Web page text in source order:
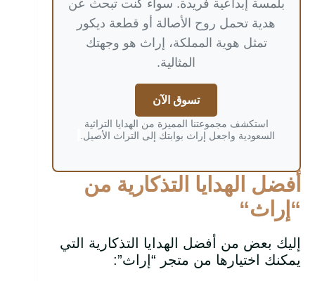
بلمسة إبداعية فريدة. سواء كنت تبحث عن
هدية تحمل روح الأصالة أو قطعة ديكور
تمثل هوية المملكة، إراث هو وجهتك
المثالية.
تسوق الآن
استكشف مجموعتنا المميزة من الهدايا التراثية
السعودية واجعل إراث بوابتك إلى التراث الأصيل.
أفضل الهدايا التذكارية من
“إراث“
إليك بعض من أفضل الهدايا التذكارية التي
يمكنك اختيارها من متجر “إراث”: